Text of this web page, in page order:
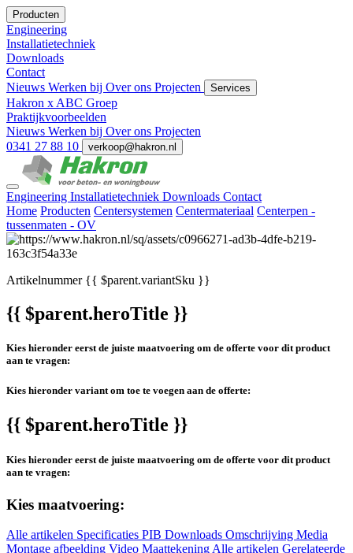
Producten
Engineering
Installatietechniek
Downloads
Contact
Nieuws Werken bij Over ons Projecten Services
Hakron x ABC Groep
Praktijkvoorbeelden
Nieuws Werken bij Over ons Projecten
0341 27 88 10
verkoop@hakron.nl
Engineering Installatietechniek Downloads Contact
Home Producten Centersystemen Centermateriaal Centerpen -
tussenmaten - OV
Artikelnummer{{ $parent.variantSku }}
{{ $parent.heroTitle }}
Kies hieronder eerst de juiste maatvoering om de offerte voor dit product
aan te vragen:
Kies hieronder variant om toe te voegen aan de offerte:
{{ $parent.heroTitle }}
Kies hieronder eerst de juiste maatvoering om de offerte voor dit product
aan te vragen:
Kies maatvoering:
Alle artikelen Specificaties PIB Downloads Omschrijving Media
Montage afbeelding Video MaattekeningAlle artikelen Gerelateerde